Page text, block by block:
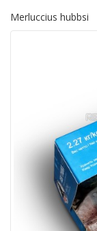
Merluccius hubbsi